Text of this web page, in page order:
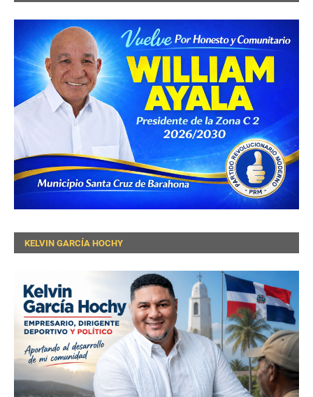
KELVIN GARCÍA HOCHY